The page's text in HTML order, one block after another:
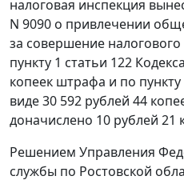
налоговая инспекция
N 9090 о привлечении
за совершение
пункту 1 статьи 122
копеек штрафа и по
виде 30 592 рублей 44
доначислено 10 рублей 21
Решением Управления
службы по Ростовской